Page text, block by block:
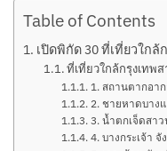
Table of Contents
เปิดพิกัด 30 ที่เที่ยวใก
ที่เที่ยวใกล้กรุงเทพ
1. สถานตากอา
2. ชายหาดบาง
3. น้ำตกเจ็ดสา
4. บางกระเจ้า